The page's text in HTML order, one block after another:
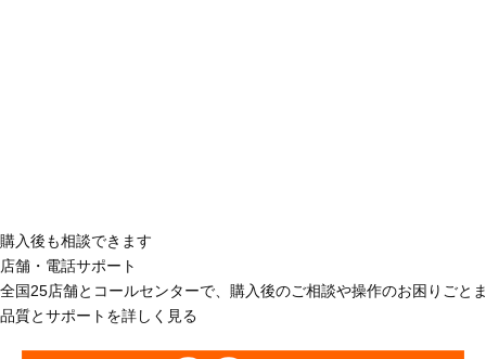
購入後も相談できます
店舗・電話サポート
全国25店舗とコールセンターで、購入後のご相談や操作のお困りごと
品質とサポートを詳しく見る